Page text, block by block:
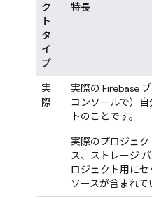
ク
ト
タ
イ
プ
特長
実
際
実際の Firebase
コンソールで）
トのことです。
実際のプロジェ
ス、ストレージ
ロジェクト用に
ソースが含まれて